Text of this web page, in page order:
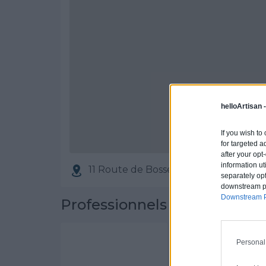
helloArtisan -
If you wish
for targeted
after your
information
separately
downstream
Downstream
11 Route de Bosserville, 54420
Professionnels partenaires